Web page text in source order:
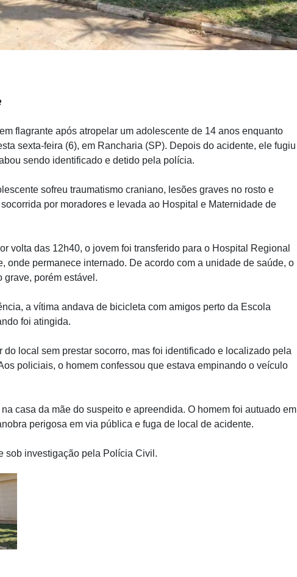
flagrante após atropelar um adolescente de 14 anos enquanto
sexta-feira (6), em Rancharia (SP). Depois do acidente, ele fugiu
sendo identificado e detido pela polícia.
sofreu traumatismo craniano, lesões graves no rosto e
por moradores e levada ao Hospital e Maternidade de
volta das 12h40, o jovem foi transferido para o Hospital Regional
onde permanece internado. De acordo com a unidade de saúde, o
porém estável.
a vítima andava de bicicleta com amigos perto da Escola
foi atingida.
do local sem prestar socorro, mas foi identificado e localizado pela
policiais, o homem confessou que estava empinando o veículo
casa da mãe do suspeito e apreendida. O homem foi autuado em
perigosa em via pública e fuga de local de acidente.
sob investigação pela Polícia Civil.